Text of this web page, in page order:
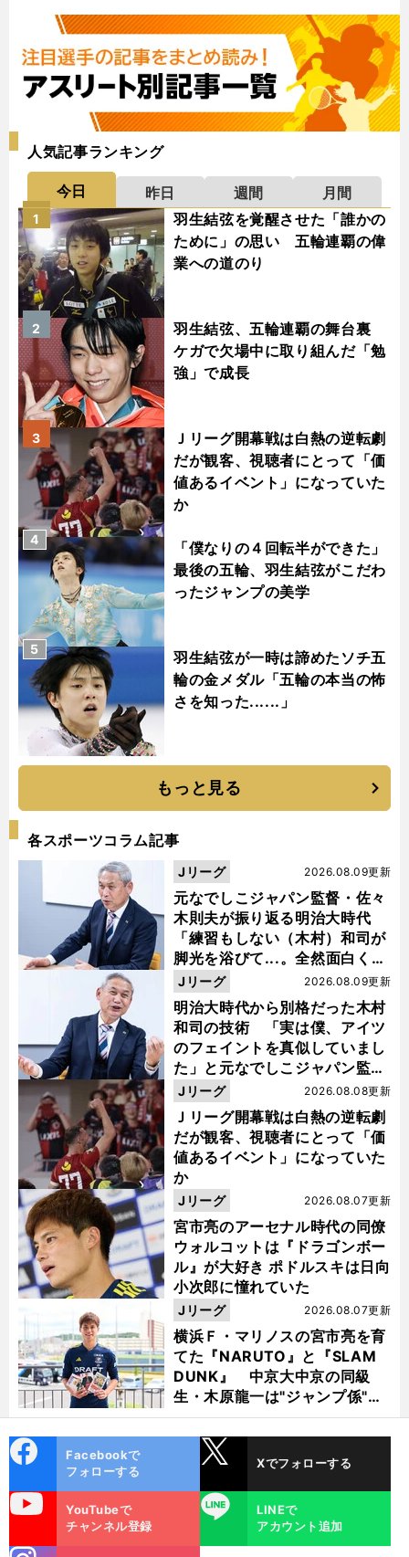
人気記事ランキング
今日 昨日 週間
月間
羽生結弦を覚醒させた「誰かの
ために」の思い 五輪連覇の偉
業への道のり
1
羽生結弦、五輪連覇の舞台裏
ケガで欠場中に取り組んだ「勉
強」で成長
2
Ｊリーグ開幕戦は白熱の逆転劇
だが観客、視聴者にとって「価
値あるイベント」になっていた
か
3
「僕なりの４回転半ができた」
最後の五輪、羽生結弦がこだわ
ったジャンプの美学
4
羽生結弦が一時は諦めたソチ五
輪の金メダル「五輪の本当の怖
さを知った......」
5
もっと見る
各スポーツコラム記事
元なでしこジャパン監督・佐々
木則夫が振り返る明治大時代
「練習もしない（木村）和司が
脚光を浴びて...。全然面白くな
い４年間でした」
2026.08.09更新
Jリーグ
明治大時代から別格だった木村
和司の技術 「実は僕、アイツ
のフェイントを真似していまし
た」と元なでしこジャパン監
督・佐々木則夫
2026.08.09更新
Jリーグ
Ｊリーグ開幕戦は白熱の逆転劇
だが観客、視聴者にとって「価
値あるイベント」になっていた
か
2026.08.08更新
Jリーグ
宮市亮のアーセナル時代の同僚
ウォルコットは『ドラゴンボー
ル』が大好き ポドルスキは日向
小次郎に憧れていた
2026.08.07更新
Jリーグ
横浜Ｆ・マリノスの宮市亮を育
てた『NARUTO』と『SLAM
DUNK』 中京大中京の同級
生・木原龍一は"ジャンプ係"だ
った
2026.08.07更新
Jリーグ
ok
Facebookで
フォローする
Xでフォローする
YouTubeで
チャンネル登録
LINE
LINEで
アカウント追加